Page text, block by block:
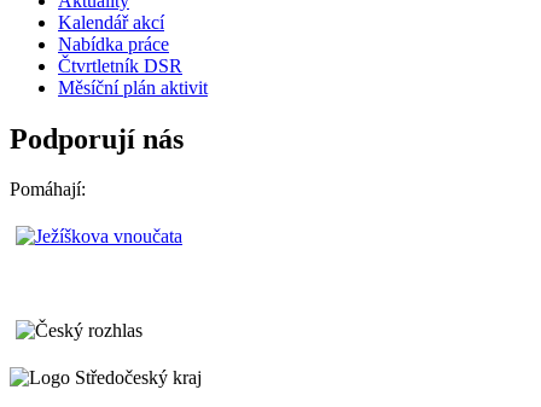
Kalendář akcí
Nabídka práce
Čtvrtletník DSR
Měsíční plán aktivit
Podporují nás
Pomáhají: